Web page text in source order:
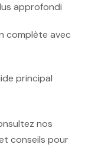
approfondi
complète avec
principal
nos
conseils pour